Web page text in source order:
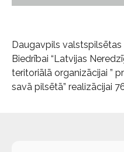
Daugavpils
Biedrībai “Latvijas
teritoriālā organizācijai ”
savā pilsētā” realizācijai